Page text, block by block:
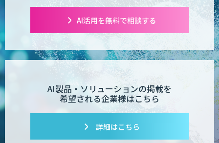
AI活用を無料で相談する
AI製品・ソリューションの掲載を
希望される企業様はこちら
詳細はこちら